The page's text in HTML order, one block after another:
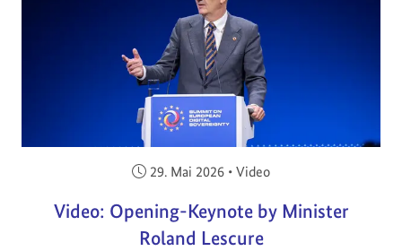
Veröffentlicht am:
29. Mai 2026 • Video
Video: Opening-Keynote by Minister
Roland Lescure